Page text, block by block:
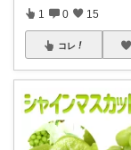
1 0 15
コレ